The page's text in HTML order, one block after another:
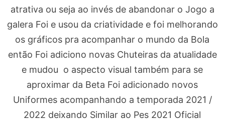
atrativa ou seja ao invés de abandonar o Jogo a
galera Foi e usou da criatividade e foi melhorando
os gráficos pra acompanhar o mundo da Bola
então Foi adiciono novas Chuteiras da atualidade
e mudou o aspecto visual também para se
aproximar da Beta Foi adicionado novos
Uniformes acompanhando a temporada 2021 /
2022 deixando Similar ao Pes 2021 Oficial